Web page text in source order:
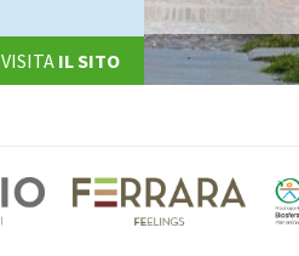
VISITA IL SITO